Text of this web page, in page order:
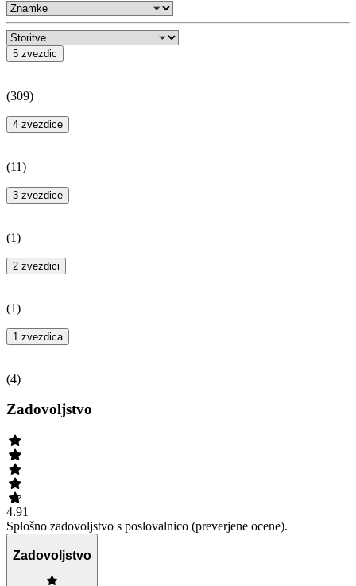
5 zvezdic
(309)
4 zvezdice
(11)
3 zvezdice
(1)
2 zvezdici
(1)
1 zvezdica
(4)
Zadovoljstvo
4.91
Splošno zadovoljstvo s poslovalnico (preverjene ocene).
Zadovoljstvo